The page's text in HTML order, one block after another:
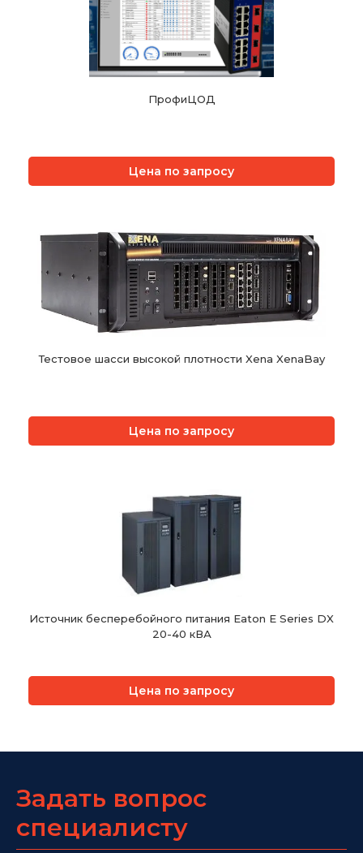
ПрофиЦОД
Цена по запросу
Тестовое шасси высокой плотности Xena XenaBay
Цена по запросу
Источник бесперебойного питания Eaton E Series DX
20-40 кВА
Цена по запросу
Задать вопрос
специалисту